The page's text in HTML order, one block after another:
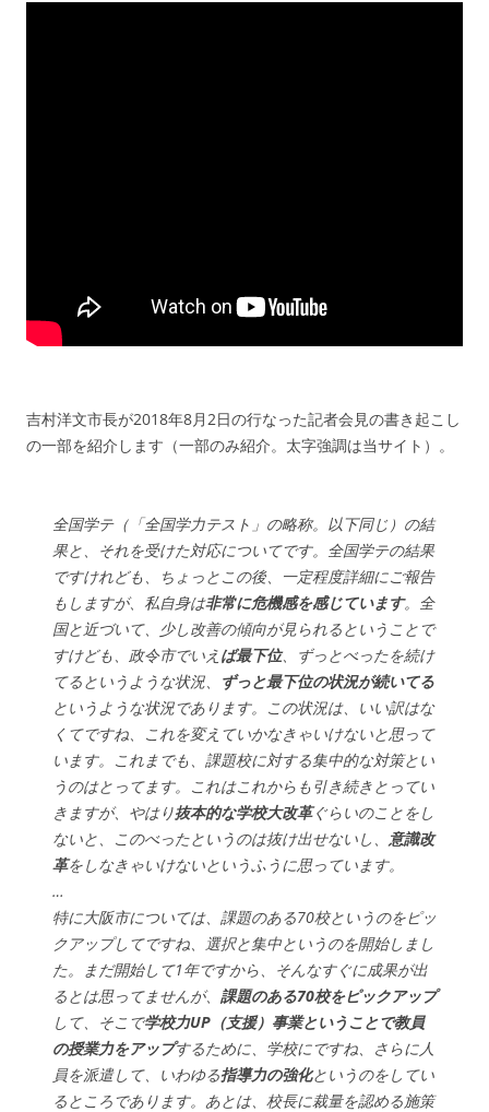
吉村洋文市長が2018年8月2日の行なった記者会見の書き起こし
の一部を紹介します（一部のみ紹介。太字強調は当サイト）。
全国学テ（「全国学力テスト」の略称。以下同じ）の結
果と、それを受けた対応についてです。全国学テの結果
ですけれども、ちょっとこの後、一定程度詳細にご報告
もしますが、私自身は非常に危機感を感じています。全
国と近づいて、少し改善の傾向が見られるということで
すけども、政令市でいえば最下位、ずっとべったを続け
てるというような状況、
ずっと最下位の状況が続いてる
というような状況であります。この状況は、いい訳はな
くてですね、これを変えていかなきゃいけないと思って
います。これまでも、課題校に対する集中的な対策とい
うのはとってます。これはこれからも引き続きとってい
きますが、やはり抜本的な学校大改革ぐらいのことをし
ないと、このべったというのは抜け出せないし、 意識改
革をしなきゃいけないというふうに思っています。
…
特に大阪市については、課題のある70校というのをピッ
クアップしてですね、選択と集中というのを開始しまし
た。まだ開始して1年ですから、そんなすぐに成果が出
るとは思ってませんが、 課題のある70校をピックアップ
して、そこで学校力UP（支援）事業ということで教員
の授業力をアップするために、学校にですね、さらに人
員を派遣して、いわゆる指導力の強化というのをしてい
るところであります。あとは、校長に裁量を認める施策